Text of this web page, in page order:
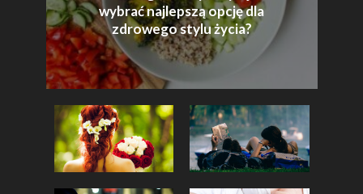
wybrać najlepszą opcję dla
zdrowego stylu życia?